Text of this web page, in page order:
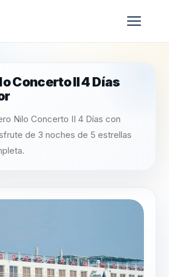
Concerto II 4 Días
Nilo Concerto II 4 Días con
de 3 noches de 5 estrellas